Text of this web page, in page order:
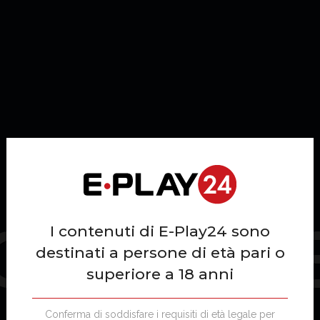
I contenuti di E-Play24 sono
destinati a persone di età pari o
superiore a 18 anni
Conferma di soddisfare i requisiti di età legale per